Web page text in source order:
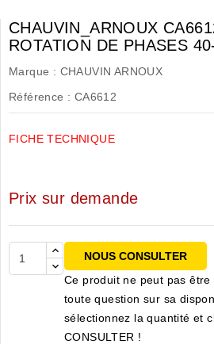
CHAUVIN_ARNOUX
ROTATION DE PHASES
Marque : CHAUVIN ARNOUX
Référence : CA6612
FICHE TECHNIQUE
Prix sur demande
NOUS CONSULTER
Ce produit ne peut pas
toute question sur sa
sélectionnez la quantité et
CONSULTER !